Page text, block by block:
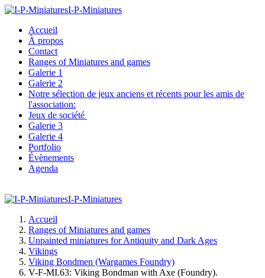
I-P-Miniatures
Accueil
À propos
Contact
Ranges of Miniatures and games
Galerie 1
Galerie 2
Notre sélection de jeux anciens et récents pour les amis de
l'association:
Jeux de société
Galerie 3
Galerie 4
Portfolio
Évènements
Agenda
I-P-Miniatures
Accueil
Ranges of Miniatures and games
Unpainted miniatures for Antiquity and Dark Ages
Vikings
Viking Bondmen (Wargames Foundry)
V-F-MI.63: Viking Bondman with Axe (Foundry).